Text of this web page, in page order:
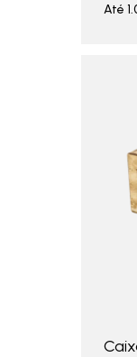
Até